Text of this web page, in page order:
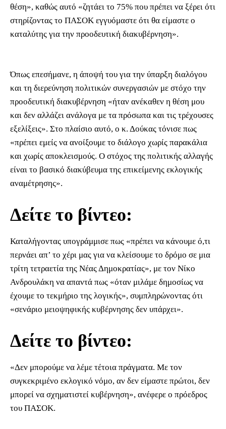
θέση», καθώς αυτό «ζητάει το 75% που πρέπει να ξέρει ότι
στηρίζοντας το ΠΑΣΟΚ εγγυόμαστε ότι θα είμαστε ο
καταλύτης για την προοδευτική διακυβέρνηση».
Όπως επεσήμανε, η άποψή του για την ύπαρξη διαλόγου
και τη διερεύνηση πολιτικών συνεργασιών με στόχο την
προοδευτική διακυβέρνηση «ήταν ανέκαθεν η θέση μου
και δεν αλλάζει ανάλογα με τα πρόσωπα και τις τρέχουσες
εξελίξεις». Στο πλαίσιο αυτό, ο κ. Δούκας τόνισε πως
«πρέπει εμείς να ανοίξουμε το διάλογο χωρίς παρακάλια
και χωρίς αποκλεισμούς. Ο στόχος της πολιτικής αλλαγής
είναι το βασικό διακύβευμα της επικείμενης εκλογικής
αναμέτρησης».
Δείτε το βίντεο:
Καταλήγοντας υπογράμμισε πως «πρέπει να κάνουμε ό,τι
περνάει απ’ το χέρι μας για να κλείσουμε το δρόμο σε μια
τρίτη τετραετία της Νέας Δημοκρατίας», με τον Νίκο
Ανδρουλάκη να απαντά πως «όταν μιλάμε δημοσίως να
έχουμε το τεκμήριο της λογικής», συμπληρώνοντας ότι
«σενάριο μειοψηφικής κυβέρνησης δεν υπάρχει».
Δείτε το βίντεο:
«Δεν μπορούμε να λέμε τέτοια πράγματα. Με τον
συγκεκριμένο εκλογικό νόμο, αν δεν είμαστε πρώτοι, δεν
μπορεί να σχηματιστεί κυβέρνηση», ανέφερε ο πρόεδρος
του ΠΑΣΟΚ.